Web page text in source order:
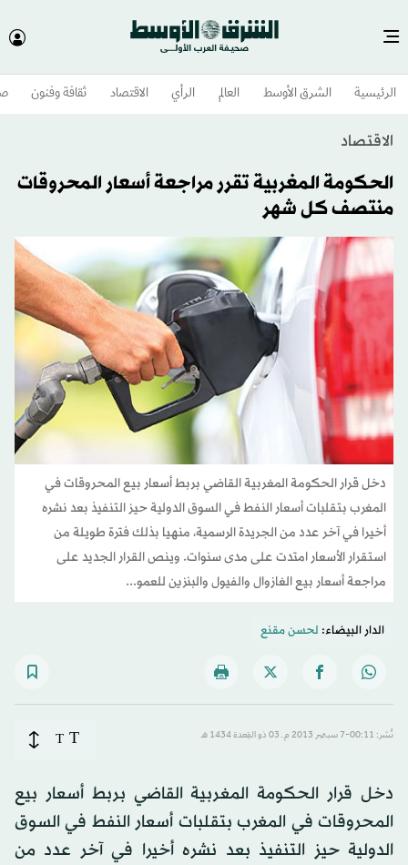
الرئيسية الشرق الأوسط​ العالم الرأي الاقتصاد ثقافة وفنون
الاقتصاد
الحكومة المغربية تقرر مراجعة أسعار المحروقات
منتصف كل شهر
دخل قرار الحكومة المغربية القاضي بربط أسعار بيع المحروقات في
المغرب بتقلبات أسعار النفط في السوق الدولية حيز التنفيذ بعد نشره
أخيرا في آخر عدد من الجريدة الرسمية، منهيا بذلك فترة طويلة من
استقرار الأسعار امتدت على مدى سنوات. وينص القرار الجديد على
مراجعة أسعار بيع الغازوال والفيول والبنزين للعمو...
الدار البيضاء: لحسن مقنع
نُشر: 00:11-7 سبتمبر 2013 م ـ 03 ذو القِعدة 1434 هـ T
T
دخل قرار الحكومة المغربية القاضي بربط أسعار بيع
المحروقات في المغرب بتقلبات أسعار النفط في السوق
الدولية حيز التنفيذ بعد نشره أخيرا في آخر عدد من